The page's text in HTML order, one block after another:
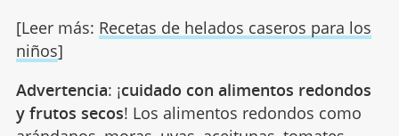
[Leer más: Recetas de helados caseros para los
niños]
Advertencia: ¡cuidado con alimentos redondos
y frutos secos! Los alimentos redondos como